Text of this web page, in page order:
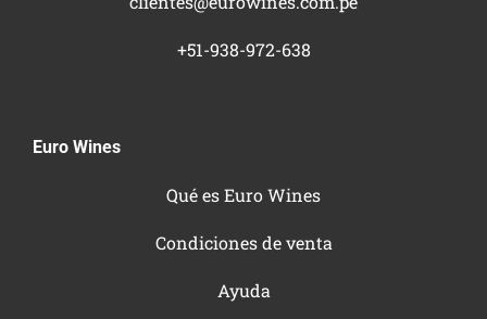
+51-938-972-638
Euro Wines
Qué es Euro Wines
Condiciones de venta
Ayuda